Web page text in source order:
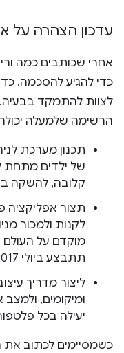
עדכון הצהרה על
אחרי שכותבים כמה
כדי להגיע להסכמה.
לצוות להתמקד
הרשימה שלמעלה
תכנון מערכת
של ילדים מתחת
קלובה, להשקה
תצור
לקנות ולמכור
מוקדם על
תתבצע ביולי 2017.
ליצור מדריך
ומיקומים,
יעילה בכל
כשמסיימים לכתוב